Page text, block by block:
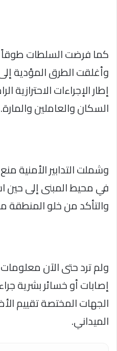
كما فرضت السلطات طوقاً
وأغلقت الطرق المؤدية
إطار الإجراءات
السكان والعاملين والمارة.
وشملت التدابير الأمنية
في محيط المبنى إلى حين
والتأكد من خلو
ولم ترد حتى الآن
إصابات أو خسائر بشرية
الجهات المختصة تقييم
الميداني.